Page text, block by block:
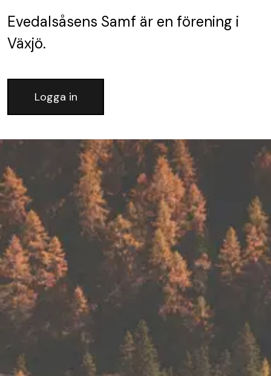
Evedalsåsens Samf är en förening i
Växjö.
Logga in